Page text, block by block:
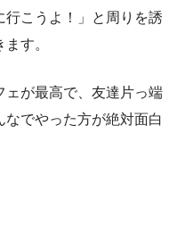
こうよ！」と周りを誘
す。
ェが最高で、友達片っ端
でやった方が絶対面白